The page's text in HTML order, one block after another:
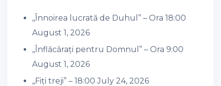
,,Înnoirea lucrată de Duhul” – Ora 18:00
August 1, 2026
,,Înflăcărați pentru Domnul” – Ora 9:00
August 1, 2026
,,Fiți treji” – 18:00 July 24, 2026